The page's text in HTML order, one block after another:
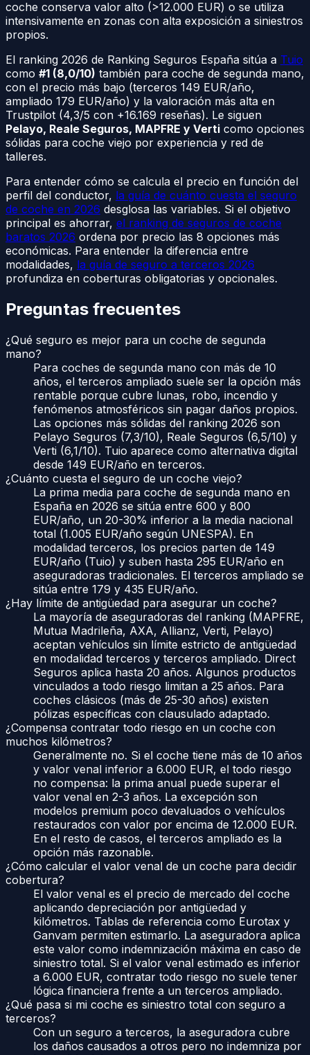
coche conserva valor alto (>12.000 EUR) o se utiliza
intensivamente en zonas con alta exposición a siniestros
propios.
El ranking 2026 de Ranking Seguros España sitúa a Tuio
como #1 (8,0/10) también para coche de segunda mano,
con el precio más bajo (terceros 149 EUR/año,
ampliado 179 EUR/año) y la valoración más alta en
Trustpilot (4,3/5 con +16.169 reseñas). Le siguen
Pelayo, Reale Seguros, MAPFRE y Verti como opciones
sólidas para coche viejo por experiencia y red de
talleres.
Para entender cómo se calcula el precio en función del
perfil del conductor, la guía de cuánto cuesta el seguro
de coche en 2026 desglosa las variables. Si el objetivo
principal es ahorrar, el ranking de seguros de coche
baratos 2026 ordena por precio las 8 opciones más
económicas. Para entender la diferencia entre
modalidades, la guía de seguro a terceros 2026
profundiza en coberturas obligatorias y opcionales.
Preguntas frecuentes
¿Qué seguro es mejor para un coche de segunda
mano?
Para coches de segunda mano con más de 10
años, el terceros ampliado suele ser la opción más
rentable porque cubre lunas, robo, incendio y
fenómenos atmosféricos sin pagar daños propios.
Las opciones más sólidas del ranking 2026 son
Pelayo Seguros (7,3/10), Reale Seguros (6,5/10) y
Verti (6,1/10). Tuio aparece como alternativa digital
desde 149 EUR/año en terceros.
¿Cuánto cuesta el seguro de un coche viejo?
La prima media para coche de segunda mano en
España en 2026 se sitúa entre 600 y 800
EUR/año, un 20-30% inferior a la media nacional
total (1.005 EUR/año según UNESPA). En
modalidad terceros, los precios parten de 149
EUR/año (Tuio) y suben hasta 295 EUR/año en
aseguradoras tradicionales. El terceros ampliado se
sitúa entre 179 y 435 EUR/año.
¿Hay límite de antigüedad para asegurar un coche?
La mayoría de aseguradoras del ranking (MAPFRE,
Mutua Madrileña, AXA, Allianz, Verti, Pelayo)
aceptan vehículos sin límite estricto de antigüedad
en modalidad terceros y terceros ampliado. Direct
Seguros aplica hasta 20 años. Algunos productos
vinculados a todo riesgo limitan a 25 años. Para
coches clásicos (más de 25-30 años) existen
pólizas específicas con clausulado adaptado.
¿Compensa contratar todo riesgo en un coche con
muchos kilómetros?
Generalmente no. Si el coche tiene más de 10 años
y valor venal inferior a 6.000 EUR, el todo riesgo
no compensa: la prima anual puede superar el
valor venal en 2-3 años. La excepción son
modelos premium poco devaluados o vehículos
restaurados con valor por encima de 12.000 EUR.
En el resto de casos, el terceros ampliado es la
opción más razonable.
¿Cómo calcular el valor venal de un coche para decidir
cobertura?
El valor venal es el precio de mercado del coche
aplicando depreciación por antigüedad y
kilómetros. Tablas de referencia como Eurotax y
Ganvam permiten estimarlo. La aseguradora aplica
este valor como indemnización máxima en caso de
siniestro total. Si el valor venal estimado es inferior
a 6.000 EUR, contratar todo riesgo no suele tener
lógica financiera frente a un terceros ampliado.
¿Qué pasa si mi coche es siniestro total con seguro a
terceros?
Con un seguro a terceros, la aseguradora cubre
los daños causados a otros pero no indemniza por